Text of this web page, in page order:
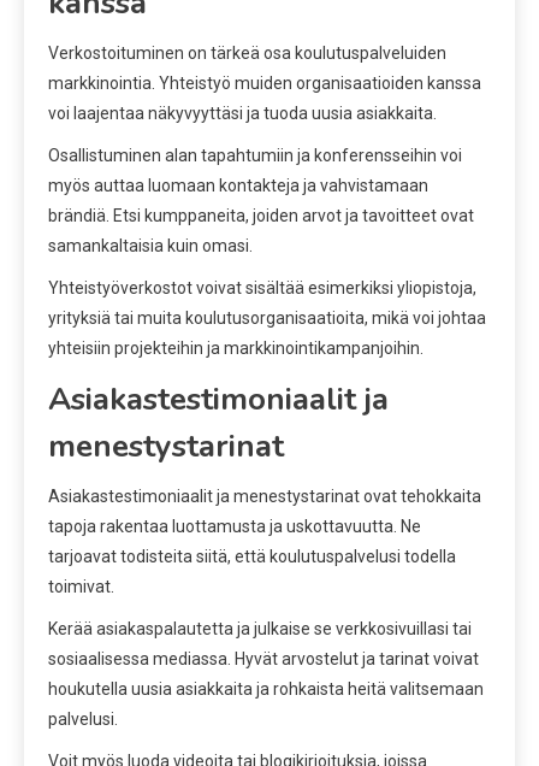
Verkostoituminen on tärkeä osa koulutuspalveluiden
markkinointia. Yhteistyö muiden organisaatioiden kanssa
voi laajentaa näkyvyyttäsi ja tuoda uusia asiakkaita.
Osallistuminen alan tapahtumiin ja konferensseihin voi
myös auttaa luomaan kontakteja ja vahvistamaan
brändiä. Etsi kumppaneita, joiden arvot ja tavoitteet ovat
samankaltaisia kuin omasi.
Yhteistyöverkostot voivat sisältää esimerkiksi yliopistoja,
yrityksiä tai muita koulutusorganisaatioita, mikä voi johtaa
yhteisiin projekteihin ja markkinointikampanjoihin.
Asiakastestimoniaalit ja
menestystarinat
Asiakastestimoniaalit ja menestystarinat ovat tehokkaita
tapoja rakentaa luottamusta ja uskottavuutta. Ne
tarjoavat todisteita siitä, että koulutuspalvelusi todella
toimivat.
Kerää asiakaspalautetta ja julkaise se verkkosivuillasi tai
sosiaalisessa mediassa. Hyvät arvostelut ja tarinat voivat
houkutella uusia asiakkaita ja rohkaista heitä valitsemaan
palvelusi.
Voit myös luoda videoita tai blogikirjoituksia, joissa